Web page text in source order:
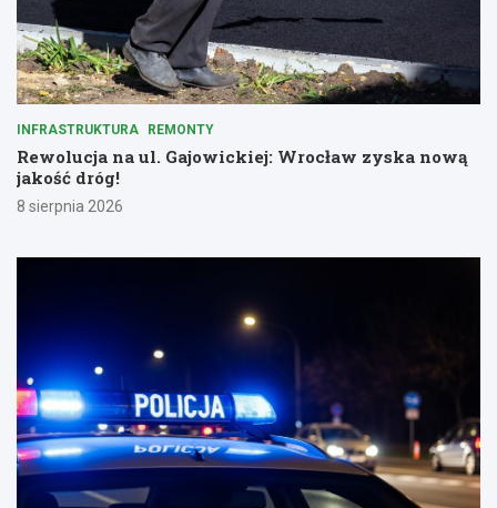
INFRASTRUKTURA REMONTY
Rewolucja na ul. Gajowickiej: Wrocław zyska nową
jakość dróg!
8 sierpnia 2026